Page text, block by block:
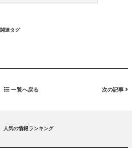
関連タグ
一覧へ戻る 次の記事
人気の情報ランキング